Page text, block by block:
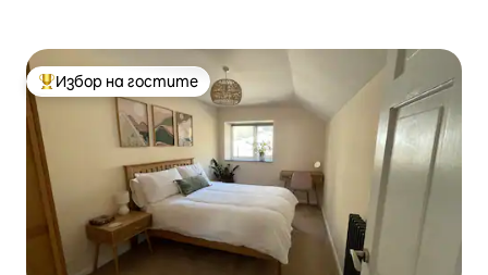
Най-популярен избор на гостите
Избор на гостите